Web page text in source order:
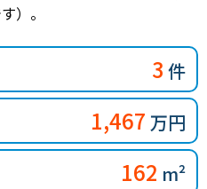
）。
3 件
1,467 万円
162 m²